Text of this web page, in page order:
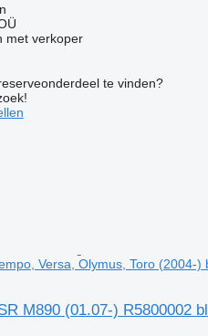
met verkoper
te vinden?
Versa, Olymus, Toro (2004-)
M890 (01.07-) R5800002